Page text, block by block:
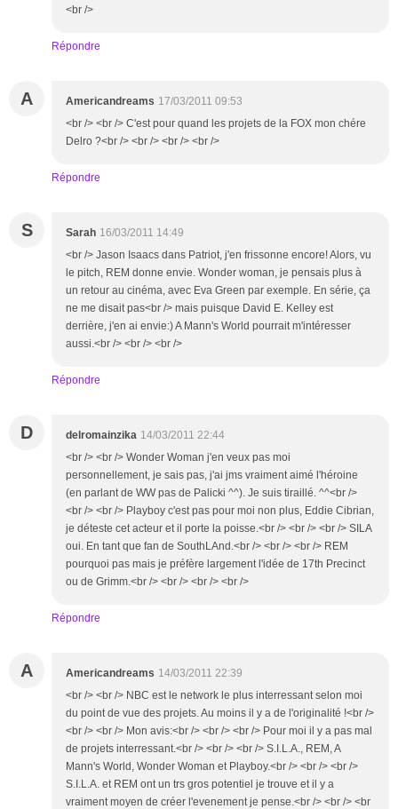
<br />
Répondre
A Americandreams 17/03/2011 09:53
<br /> <br /> C'est pour quand les projets de la FOX mon chére
Delro ?<br /> <br /> <br /> <br />
Répondre
S Sarah 16/03/2011 14:49
<br /> Jason Isaacs dans Patriot, j'en frissonne encore! Alors, vu
le pitch, REM donne envie. Wonder woman, je pensais plus à
un retour au cinéma, avec Eva Green par exemple. En série, ça
ne me disait pas<br /> mais puisque David E. Kelley est
derrière, j'en ai envie:) A Mann's World pourrait m'intéresser
aussi.<br /> <br /> <br />
Répondre
D delromainzika 14/03/2011 22:44
<br /> <br /> Wonder Woman j'en veux pas moi
personnellement, je sais pas, j'ai jms vraiment aimé l'héroine
(en parlant de WW pas de Palicki ^^). Je suis tiraillé. ^^<br />
<br /> <br /> Playboy c'est pas pour moi non plus, Eddie Cibrian,
je déteste cet acteur et il porte la poisse.<br /> <br /> <br /> SILA
oui. En tant que fan de SouthLAnd.<br /> <br /> <br /> REM
pourquoi pas mais je préfère largement l'idée de 17th Precinct
ou de Grimm.<br /> <br /> <br /> <br />
Répondre
A Americandreams 14/03/2011 22:39
<br /> <br /> NBC est le network le plus interressant selon moi
du point de vue des projets. Au moins il y a de l'originalité !<br />
<br /> <br /> Mon avis:<br /> <br /> <br /> Pour moi il y a pas mal
de projets interressant.<br /> <br /> <br /> S.I.L.A., REM, A
Mann's World, Wonder Woman et Playboy.<br /> <br /> <br />
S.I.L.A. et REM ont un trs gros potentiel je trouve et il y a
vraiment moyen de créer l'evenement je pense.<br /> <br /> <br